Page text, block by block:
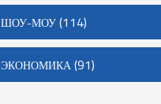
ШОУ-МОУ(114)
ЭКОНОМИКА(91)